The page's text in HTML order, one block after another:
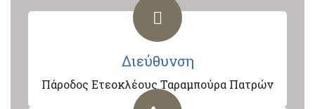
Διεύθυνση
Πάροδος Ετεοκλέους Ταραμπούρα Πατρών